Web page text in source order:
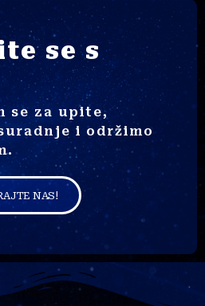
se s
se za upite,
i održimo
NAS!